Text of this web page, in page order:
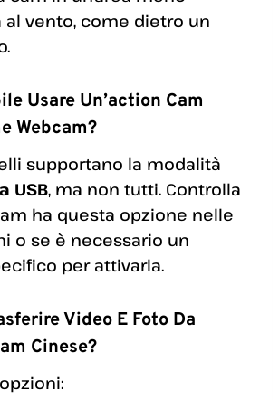
al vento, come dietro un
Usare Un’action Cam
Webcam?
supportano la modalità
USB, ma non tutti. Controlla
ha questa opzione nelle
o se è necessario un
per attivarla.
Video E Foto Da
Cinese?